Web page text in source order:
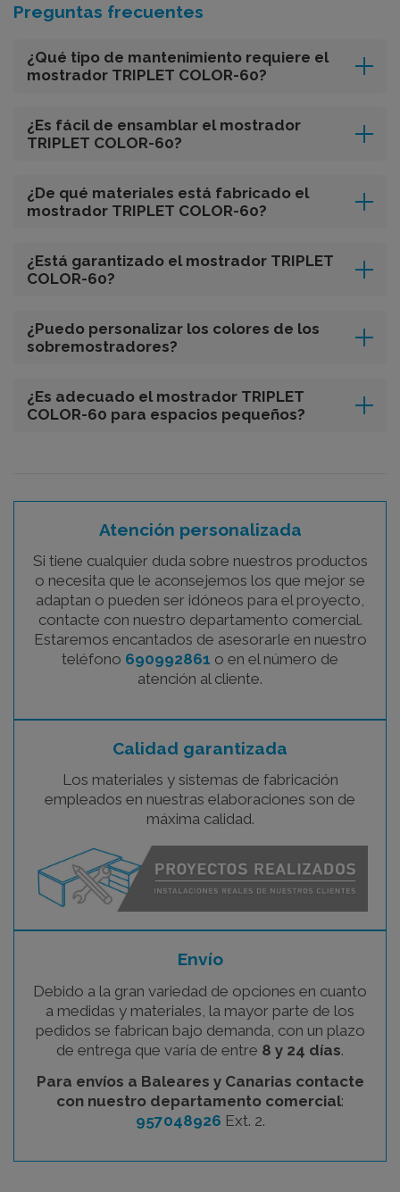
Preguntas frecuentes
¿Qué tipo de mantenimiento requiere el
mostrador TRIPLET COLOR-60?
¿Es fácil de ensamblar el mostrador
TRIPLET COLOR-60?
¿De qué materiales está fabricado el
mostrador TRIPLET COLOR-60?
¿Está garantizado el mostrador TRIPLET
COLOR-60?
¿Puedo personalizar los colores de los
sobremostradores?
¿Es adecuado el mostrador TRIPLET
COLOR-60 para espacios pequeños?
Atención personalizada
Si tiene cualquier duda sobre nuestros productos
o necesita que le aconsejemos los que mejor se
adaptan o pueden ser idóneos para el proyecto,
contacte con nuestro departamento comercial.
Estaremos encantados de asesorarle en nuestro
teléfono 690992861 o en el número de
atención al cliente.
Calidad garantizada
Los materiales y sistemas de fabricación
empleados en nuestras elaboraciones son de
máxima calidad.
Envío
Debido a la gran variedad de opciones en cuanto
a medidas y materiales, la mayor parte de los
pedidos se fabrican bajo demanda, con un plazo
de entrega que varía de entre 8 y 24 días.
Para envíos a Baleares y Canarias contacte
con nuestro departamento comercial:
957048926 Ext. 2.